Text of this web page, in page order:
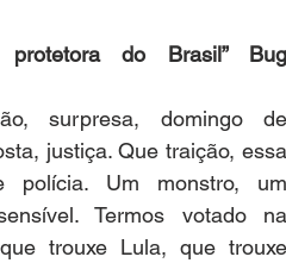
protetora do Brasil” Bug
surpresa, domingo de
justiça. Que traição, essa
polícia. Um monstro, um
Termos votado na
trouxe Lula, que trouxe